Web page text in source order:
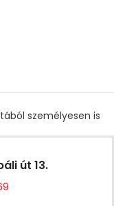
személyesen is
út 13.